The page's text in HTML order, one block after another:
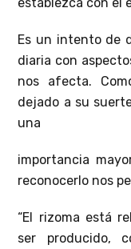
Es un intento de
diaria con
nos afecta.
dejado a su
una
importancia
reconocerlo nos
“El rizoma está
ser producido,